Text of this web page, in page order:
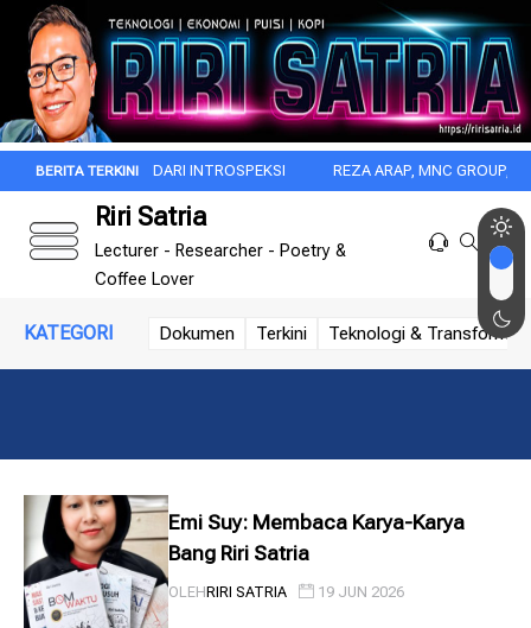
DIMULAI DARI INTROSPEKSI REZA ARAP, MNC GROUP, DAN
Riri Satria
Lecturer - Researcher - Poetry &
Coffee Lover
KATEGORI Dokumen Terkini Teknologi &
Emi Suy: Membaca Karya-Karya
Bang Riri Satria
OLEHRIRI SATRIA 19 JUN 2026